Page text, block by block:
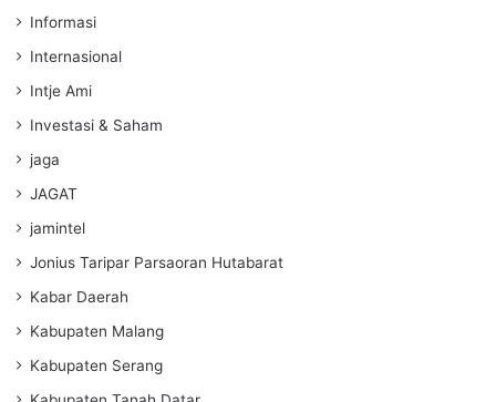
Informasi
Internasional
Intje Ami
Investasi & Saham
jaga
JAGAT
jamintel
Jonius Taripar Parsaoran Hutabarat
Kabar Daerah
Kabupaten Malang
Kabupaten Serang